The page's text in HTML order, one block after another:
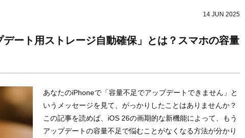
14 JUN 2025
ート用ストレージ自動確保」とは？スマホの容量
あなたのiPhoneで「容量不足でアップデートできません」と
いうメッセージを見て、がっかりしたことはありませんか？
この記事を読めば、iOS 26の画期的な新機能によって、もう
アップデートの容量不足で悩むことがなくなる方法が分かり